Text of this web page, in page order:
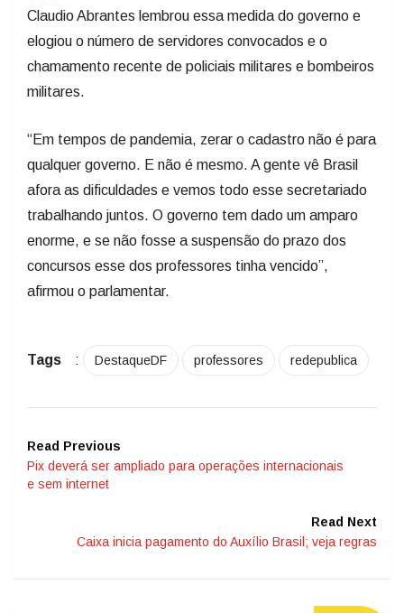
Claudio Abrantes lembrou essa medida do governo e
elogiou o número de servidores convocados e o
chamamento recente de policiais militares e bombeiros
militares.
“Em tempos de pandemia, zerar o cadastro não é para
qualquer governo. E não é mesmo. A gente vê Brasil
afora as dificuldades e vemos todo esse secretariado
trabalhando juntos. O governo tem dado um amparo
enorme, e se não fosse a suspensão do prazo dos
concursos esse dos professores tinha vencido”,
afirmou o parlamentar.
Tags : DestaqueDF professores redepublica
Read Previous
Pix deverá ser ampliado para operações internacionais
e sem internet
Read Next
Caixa inicia pagamento do Auxílio Brasil; veja regras